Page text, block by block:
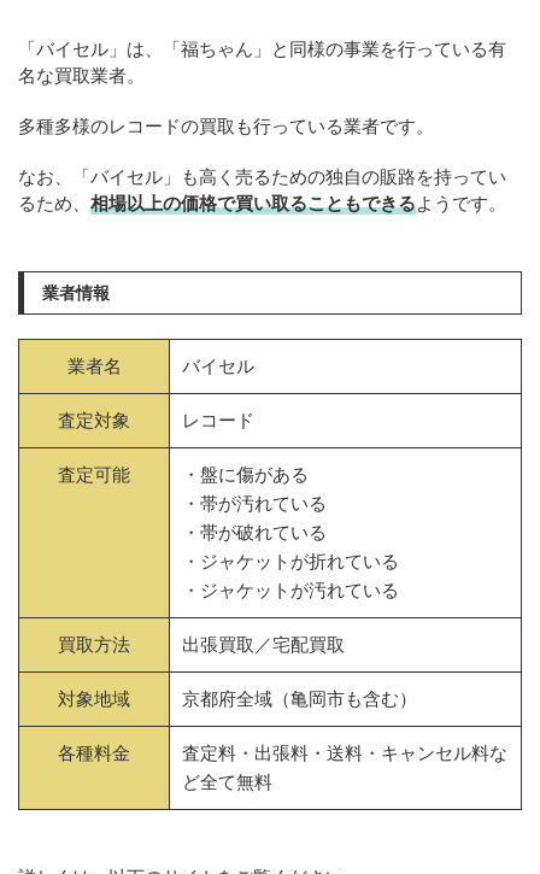
「バイセル」は、「福ちゃん」と同様の事業を行っている有
名な買取業者。
多種多様のレコードの買取も行っている業者です。
なお、「バイセル」も高く売るための独自の販路を持ってい
るため、 相場以上の価格で買い取ることもできるようです。
業者情報
業者名 バイセル
査定対象 レコード
査定可能
・盤に傷がある
・帯が汚れている
・帯が破れている
・ジャケットが折れている
・ジャケットが汚れている
買取方法 出張買取／宅配買取
対象地域 京都府全域（亀岡市も含む）
各種料金
査定料・出張料・送料・キャンセル料な
ど全て無料